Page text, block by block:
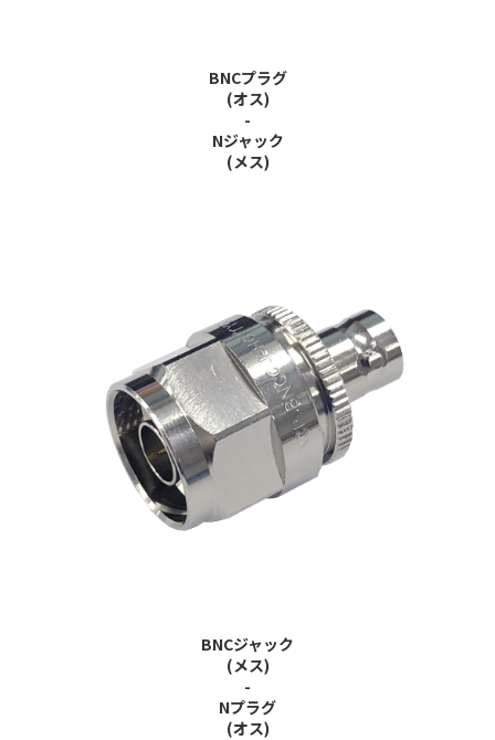
BNCプラグ
(オス)
-
Nジャック
(メス)
BNCジャック
(メス)
-
Nプラグ
(オス)